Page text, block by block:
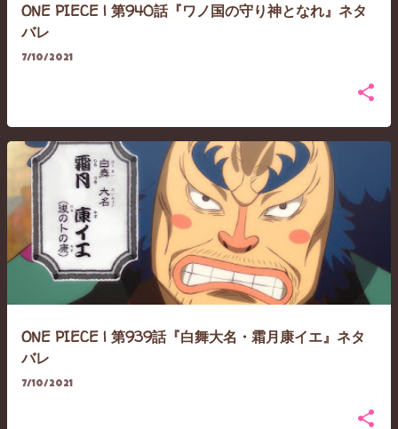
ONE PIECE | 第940話『ワノ国の守り神となれ』ネタ
バレ
7/10/2021
ONE PIECE | 第939話『白舞大名・霜月康イエ』ネタ
バレ
7/10/2021